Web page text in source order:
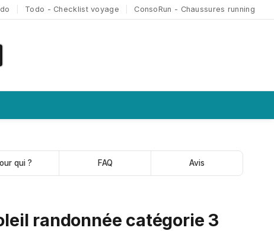
Todo - Checklist voyage ConsoRun - Chaussures running
qui ? FAQ Avis
randonnée catégorie 3